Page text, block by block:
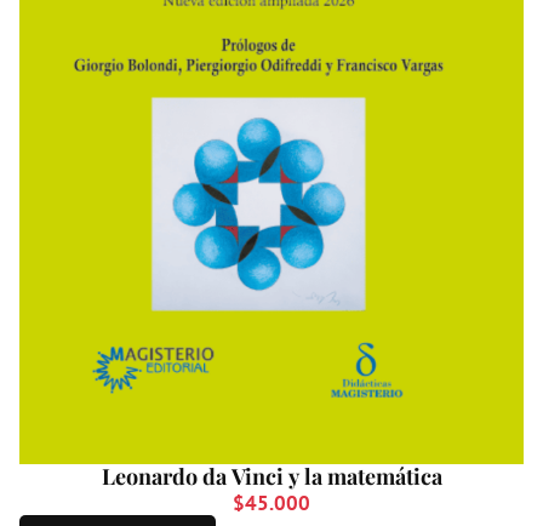
Leonardo da Vinci y la matemática
$45.000